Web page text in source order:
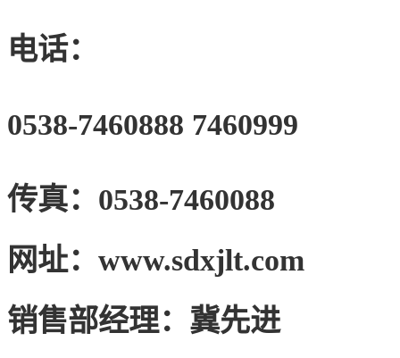
电话：
0538-7460888 7460999
传真： 0538-7460088
网址： www.sdxjlt.com
销售部经理： 冀先进